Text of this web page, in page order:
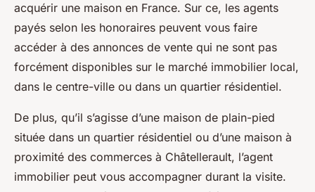
acquérir une maison en France. Sur ce, les agents
payés selon les honoraires peuvent vous faire
accéder à des annonces de vente qui ne sont pas
forcément disponibles sur le marché immobilier local,
dans le centre-ville ou dans un quartier résidentiel.
De plus, qu’il s’agisse d’une maison de plain-pied
située dans un quartier résidentiel ou d’une maison à
proximité des commerces à Châtellerault, l’agent
immobilier peut vous accompagner durant la visite.